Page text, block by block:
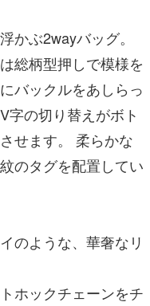
かぶ2wayバッグ。
総柄型押しで模様を
バックルをあしらっ
字の切り替えがボト
せます。 柔らかな
のタグを配置してい
のような、華奢なリ
ホックチェーンをチ